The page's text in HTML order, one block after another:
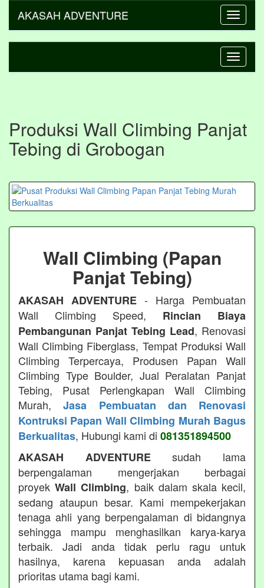
Toggle
AKASAH ADVENTURE
Toggle
Produksi Wall Climbing Panjat
Tebing di Grobogan
Wall Climbing (Papan
Panjat Tebing)
AKASAH ADVENTURE - Harga Pembuatan
Wall Climbing Speed, Rincian Biaya
Pembangunan Panjat Tebing Lead, Renovasi
Wall Climbing Fiberglass, Tempat Produksi Wall
Climbing Terpercaya, Produsen Papan Wall
Climbing Type Boulder, Jual Peralatan Panjat
Tebing, Pusat Perlengkapan Wall Climbing
Murah,Jasa Pembuatan dan Renovasi
Kontruksi Papan Wall Climbing Murah Bagus
Berkualitas, Hubungi kami di 081351894500
AKASAH ADVENTUREsudah lama
berpengalaman mengerjakan berbagai
proyekWall Climbing, baik dalam skala kecil,
sedang ataupun besar. Kami mempekerjakan
tenaga ahli yang berpengalaman di bidangnya
sehingga mampu menghasilkan karya-karya
terbaik. Jadi anda tidak perlu ragu untuk
hasilnya, karena kepuasan anda adalah
prioritas utama bagi kami.